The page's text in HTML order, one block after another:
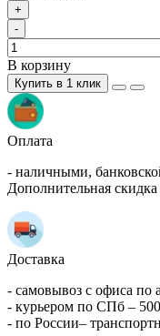
+
-
В корзину
Купить в 1 клик
Оплата
- наличными,
Дополнительная
Доставка
- самовывоз с офиса по
- курьером по СПб –
- по России–